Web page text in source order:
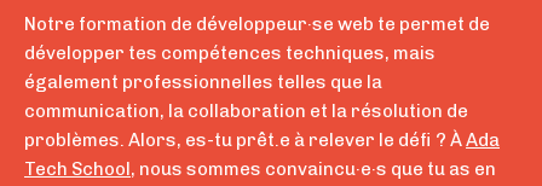
Notre formation de développeur·se web te permet de
développer tes compétences techniques, mais
également professionnelles telles que la
communication, la collaboration et la résolution de
problèmes. Alors, es-tu prêt.e à relever le défi ? ÀAda
Tech School, nous sommes convaincu·e·s que tu as en